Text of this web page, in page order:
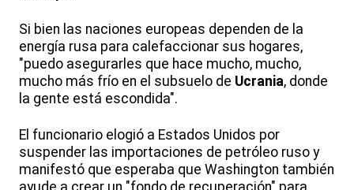
Si bien las naciones europeas dependen de la
energía rusa para calefaccionar sus hogares,
"puedo asegurarles que hace mucho, mucho,
mucho más frío en el subsuelo de Ucrania, donde
la gente está escondida".
El funcionario elogió a Estados Unidos por
suspender las importaciones de petróleo ruso y
manifestó que esperaba que Washington también